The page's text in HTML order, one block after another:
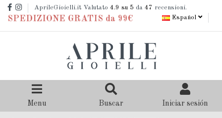
AprileGioielli.it Valutato 4.9 su 5 da 47 recensioni.
SPEDIZIONE GRATIS da 99€ Español
Menu Buscar Iniciar sesión